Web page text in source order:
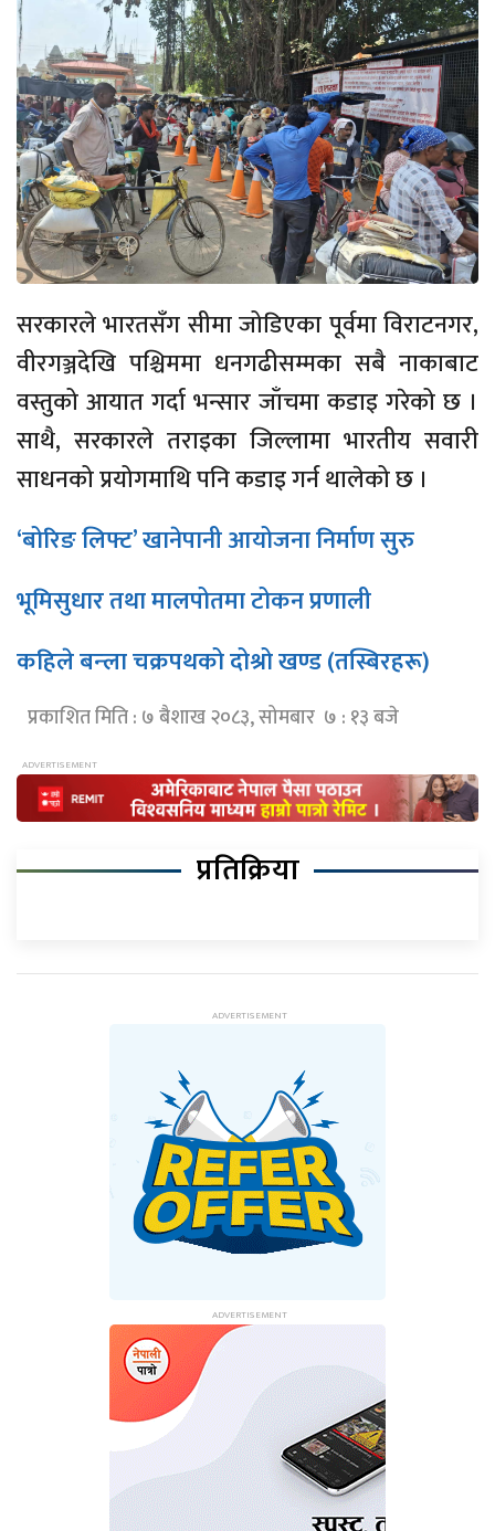
सरकारले भारतसँग सीमा जोडिएका पूर्वमा विराटनगर,
वीरगञ्जदेखि पश्चिममा धनगढीसम्मका सबै नाकाबाट
वस्तुको आयात गर्दा भन्सार जाँचमा कडाइ गरेको छ ।
साथै, सरकारले तराइका जिल्लामा भारतीय सवारी
साधनको प्रयोगमाथि पनि कडाइ गर्न थालेको छ ।
‘बोरिङ लिफ्ट’ खानेपानी आयोजना निर्माण सुरु
भूमिसुधार तथा मालपोतमा टोकन प्रणाली
कहिले बन्ला चक्रपथको दोश्रो खण्ड (तस्बिरहरू)
प्रकाशित मिति : ७ बैशाख २०८३, सोमबार ७ : १३ बजे
प्रतिक्रिया